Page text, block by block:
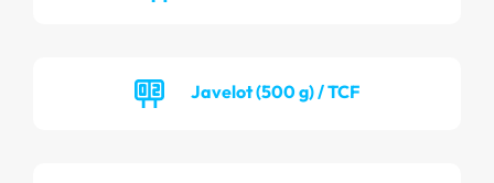
Javelot (500 g) / TCF